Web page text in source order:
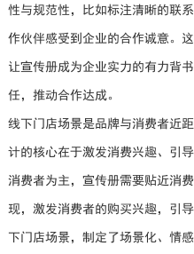
性与规范性，比如标注清晰的联
作伙伴感受到企业的合作诚意。
让宣传册成为企业实力的有力背
任，推动合作达成。
线下门店场景是品牌与消费者近
计的核心在于激发消费兴趣、引
消费者为主，宣传册需要贴近消
现，激发消费者的购买兴趣，引
下门店场景，制定了场景化、情